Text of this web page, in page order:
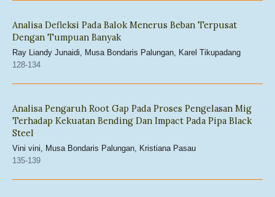
Analisa Defleksi Pada Balok Menerus Beban Terpusat
Dengan Tumpuan Banyak
Ray Liandy Junaidi, Musa Bondaris Palungan, Karel Tikupadang
128-134
Analisa Pengaruh Root Gap Pada Proses Pengelasan Mig
Terhadap Kekuatan Bending Dan Impact Pada Pipa Black
Steel
Vini vini, Musa Bondaris Palungan, Kristiana Pasau
135-139